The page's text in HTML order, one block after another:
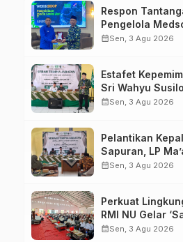
Respon
Pengelola
Pekalongan
calendar_monthSen, 3 Agu 2026
Estafet
Sri Wahyu
MTs Ma’arif
calendar_monthSen, 3 Agu 2026
Pelantikan
Sapuran, LP
Tekankan Lima
calendar_monthSen, 3 Agu 2026
Perkuat
RMI NU Gelar
di Pati
calendar_monthSen, 3 Agu 2026